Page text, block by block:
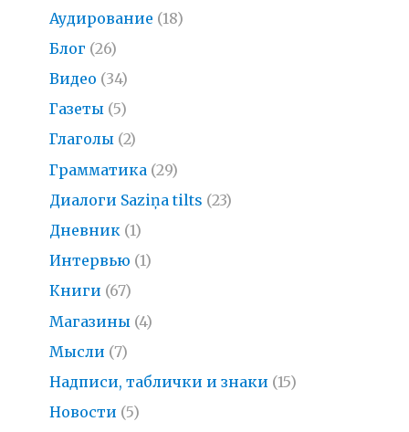
Аудирование (18)
Блог (26)
Видео (34)
Газеты (5)
Глаголы (2)
Грамматика (29)
Диалоги Saziņa tilts (23)
Дневник (1)
Интервью (1)
Книги (67)
Магазины (4)
Мысли (7)
Надписи, таблички и знаки (15)
Новости (5)